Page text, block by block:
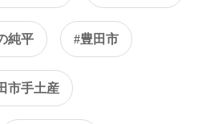
純平 #豊田市
市手土産